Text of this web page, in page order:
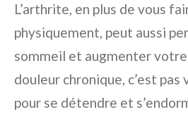
L’arthrite, en plus de vous
physiquement, peut aussi
sommeil et augmenter
douleur chronique, c’est pas
pour se détendre et